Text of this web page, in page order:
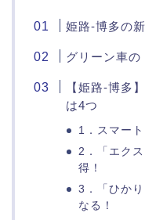
姫路-博多の
グリーン車の
【姫路-博多
は4つ
1．スマー
2．「エク
得！
3．「ひか
なる！